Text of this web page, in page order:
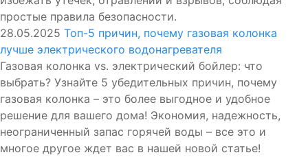
простые правила безопасности.
28.05.2025 Топ-5 причин, почему газовая колонка
лучше электрического водонагревателя
Газовая колонка vs. электрический бойлер: что
выбрать? Узнайте 5 убедительных причин, почему
газовая колонка – это более выгодное и удобное
решение для вашего дома! Экономия, надежность,
неограниченный запас горячей воды – все это и
многое другое ждет вас в нашей новой статье!